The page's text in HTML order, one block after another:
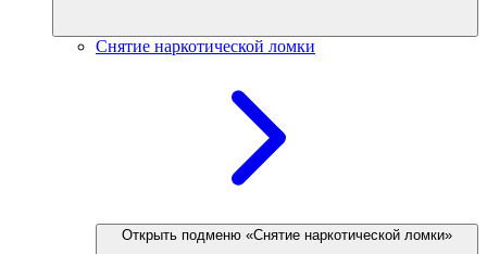
Снятие наркотической ломки
Открыть подменю «Снятие наркотической ломки»